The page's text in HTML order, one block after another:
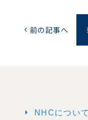
chevron_left 前の記事へ
arrow_right NHCについて